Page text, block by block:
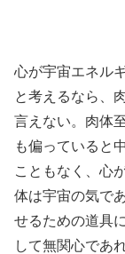
心が宇宙エネル
と考えるなら、
言えない。肉体
も偏っていると
こともなく、心
体は宇宙の気で
せるための道具
して無関心であ